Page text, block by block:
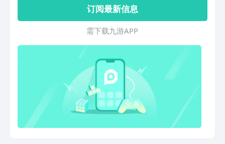
行 业顶级4K级游戏画质。更有佣兵养
成、守护战龙、PVP竞技场、双阵营荣誉
爵位、世界BOSS争夺战等多种核心游戏
玩法。 全球第一ARPG手游，邀您来战！
订阅最新信息
需 下 载 九 游 A P P